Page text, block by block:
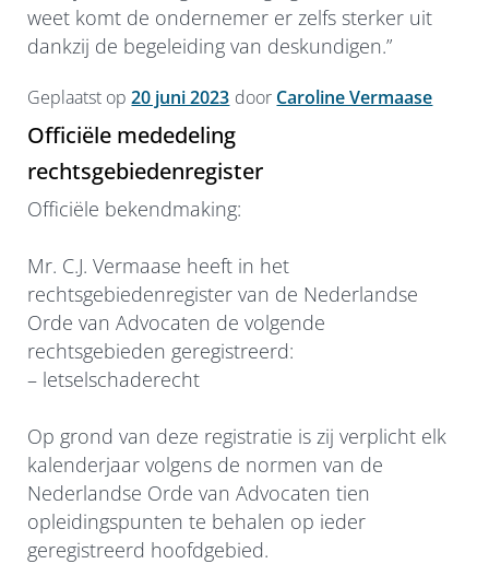
weet komt de ondernemer er zelfs sterker uit
dankzij de begeleiding van deskundigen.”
Geplaatst op20 juni 2023 door Caroline Vermaase
Officiële mededeling
rechtsgebiedenregister
Officiële bekendmaking:
Mr. C.J. Vermaase heeft in het
rechtsgebiedenregister van de Nederlandse
Orde van Advocaten de volgende
rechtsgebieden geregistreerd:
– letselschaderecht
Op grond van deze registratie is zij verplicht elk
kalenderjaar volgens de normen van de
Nederlandse Orde van Advocaten tien
opleidingspunten te behalen op ieder
geregistreerd hoofdgebied.